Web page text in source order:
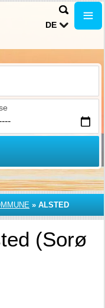
DE
» ALSTED
(Sorø